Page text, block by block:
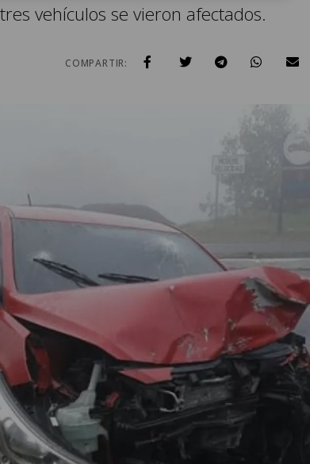
vehículos se vieron afectados.
COMPARTIR: